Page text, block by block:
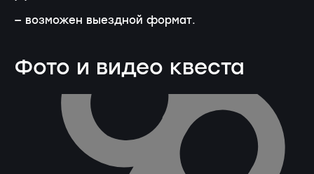
— возможен выездной формат.
Фото и видео квеста